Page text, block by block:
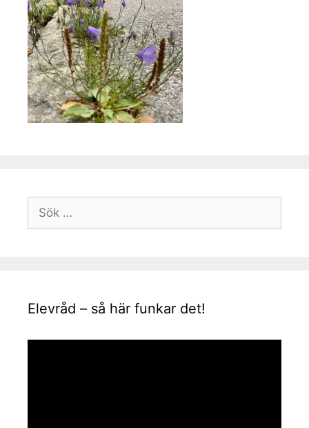
efter:
Elevråd – så här funkar det!